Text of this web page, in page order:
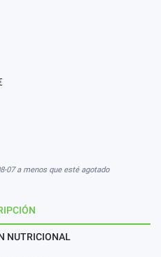
07 a menos que esté agotado
NUTRICIONAL